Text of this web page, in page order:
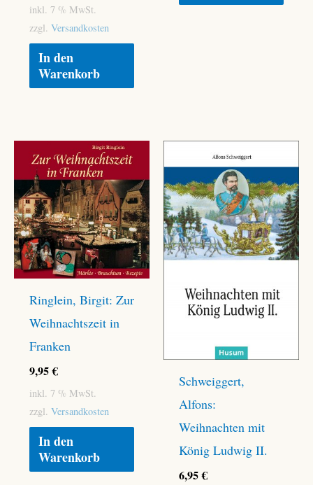
inkl. 7 % MwSt.
zzgl. Versandkosten
In den
Warenkorb
Ringlein, Birgit: Zur
Weihnachtszeit in
Franken
9,95€
inkl. 7 % MwSt.
zzgl. Versandkosten
In den
Warenkorb
Schweiggert,
Alfons:
Weihnachten mit
König Ludwig II.
6,95€